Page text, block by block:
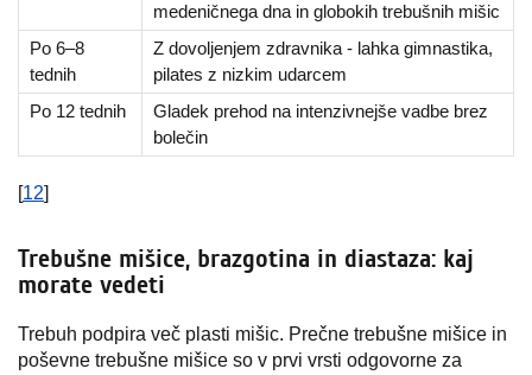
medeničnega dna in globokih trebušnih mišic
Po 6–8
tednih
Z dovoljenjem zdravnika - lahka gimnastika,
pilates z nizkim udarcem
Po 12 tednih
Gladek prehod na intenzivnejše vadbe brez
bolečin
[12]
Trebušne mišice, brazgotina in diastaza: kaj
morate vedeti
Trebuh podpira več plasti mišic. Prečne trebušne mišice in
poševne trebušne mišice so v prvi vrsti odgovorne za